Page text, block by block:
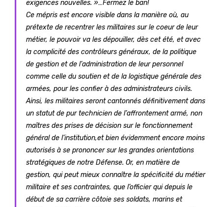
exigences nouvelles. »…Fermez le ban!
Ce mépris est encore visible dans la manière où, au
prétexte de recentrer les militaires sur le coeur de leur
métier, le pouvoir va les dépouiller, dès cet été, et avec
la complicité des contrôleurs généraux, de la politique
de gestion et de l’administration de leur personnel
comme celle du soutien et de la logistique générale des
armées, pour les confier à des administrateurs civils.
Ainsi, les militaires seront cantonnés définitivement dans
un statut de pur technicien de l’affrontement armé, non
maîtres des prises de décision sur le fonctionnement
général de l’institution,et bien évidemment encore moins
autorisés à se prononcer sur les grandes orientations
stratégiques de notre Défense. Or, en matière de
gestion, qui peut mieux connaître la spécificité du métier
militaire et ses contraintes, que l’officier qui depuis le
début de sa carrière côtoie ses soldats, marins et